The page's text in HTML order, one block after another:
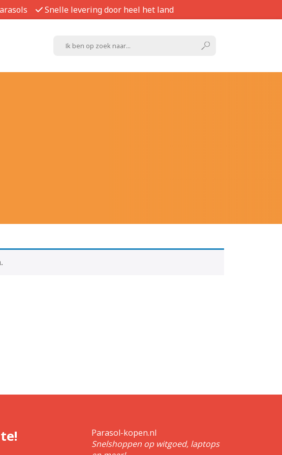
Snelle levering door heel het land
Parasol-kopen.nl
Snelshoppen op witgoed, laptops